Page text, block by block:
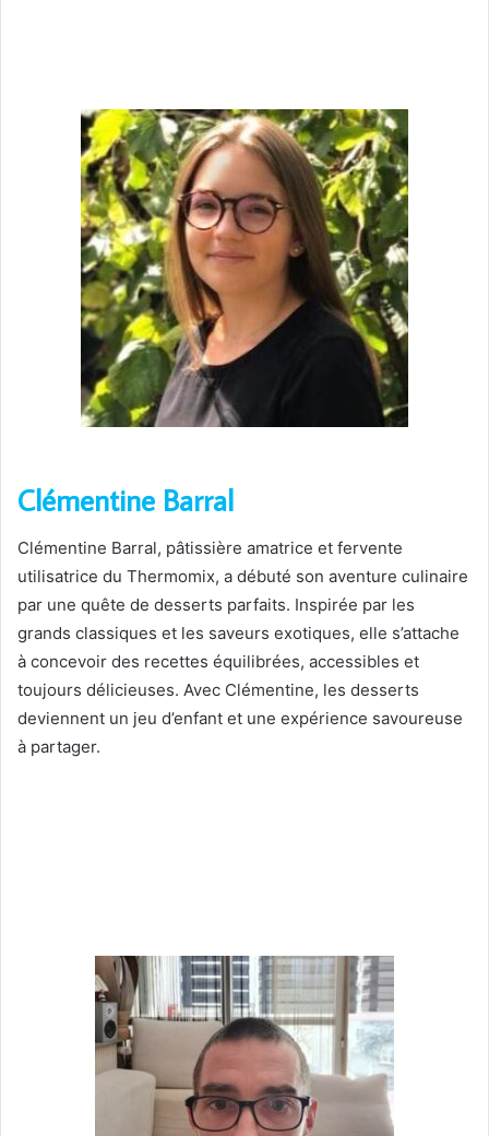
Clémentine Barral
Clémentine Barral, pâtissière amatrice et fervente
utilisatrice du Thermomix, a débuté son aventure culinaire
par une quête de desserts parfaits. Inspirée par les
grands classiques et les saveurs exotiques, elle s’attache
à concevoir des recettes équilibrées, accessibles et
toujours délicieuses. Avec Clémentine, les desserts
deviennent un jeu d’enfant et une expérience savoureuse
à partager.